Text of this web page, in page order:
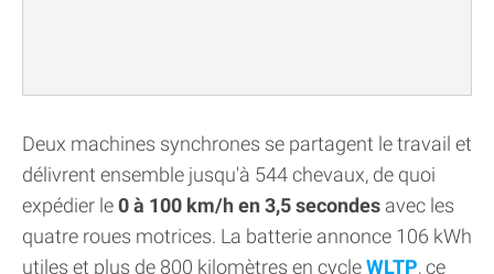
Deux machines synchrones se partagent le travail et
délivrent ensemble jusqu'à 544 chevaux, de quoi
expédier le0 à 100 km/h en 3,5 secondes avec les
quatre roues motrices. La batterie annonce 106 kWh
utiles et plus de 800 kilomètres en cycleWLTP, ce